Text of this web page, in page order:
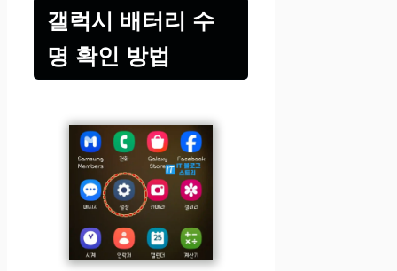
갤럭시 배터리 수
명 확인 방법